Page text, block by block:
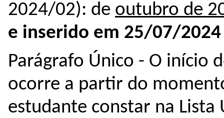
2024/02): de outubro de
e inserido em 25/07/2024
Parágrafo Único - O início
ocorre a partir do
estudante constar na